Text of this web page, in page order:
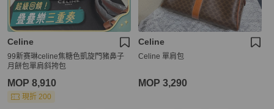
Celine
99新赛琳celine焦糖色凱旋門豬鼻子
月餅包單肩斜挎包
MOP 8,910
現折 200
Celine
Celine 單肩包
MOP 3,290